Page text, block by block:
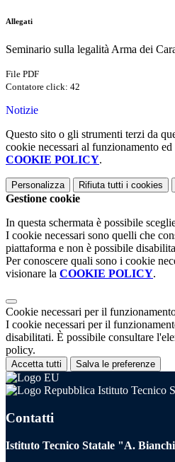
Allegati
Seminario sulla legalità Arma dei
File PDF
Contatore click: 42
Notizie
Questo sito o gli strumenti terzi da
cookie necessari al funzionamento
COOKIE POLICY.
Personalizza Rifiuta tutti i cookies
Gestione cookie
In questa schermata è possibile
I cookie necessari sono quelli che
piattaforma e non è possibile
Per conoscere quali sono i cookie
visionare la COOKIE POLICY.
Cookie necessari per il
I cookie necessari per il
disabilitati. È possibile consultare
policy.
Accetta tutti Salva le preferenze
Istituto Tecnico
Contatti
Istituto Tecnico Statale "A.